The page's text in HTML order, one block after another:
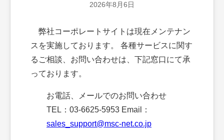
2026年8月6日
弊社コーポレートサイトは現在メンテナン
スを実施しております。 各種サービスに関す
るご相談、お問い合わせは、下記窓口にて承
っております。
お電話、メールでのお問い合わせ
TEL：03-6625-5953 Email：
sales_support@msc-net.co.jp